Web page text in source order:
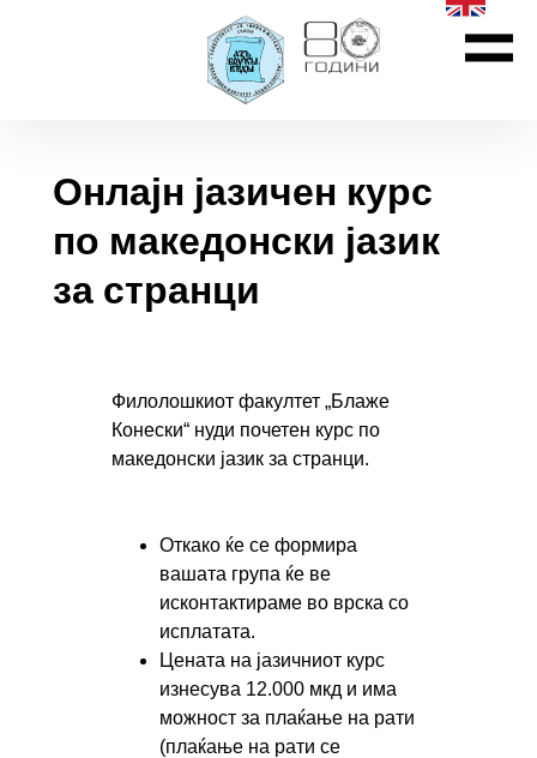
Онлајн јазичен курс
по македонски јазик
за странци
Филолошкиот факултет „Блаже
Конески“ нуди почетен курс по
македонски јазик за странци.
Откако ќе се формира
вашата група ќе ве
исконтактираме во врска со
исплатата.
Цената на јазичниот курс
изнесува 12.000 мкд и има
можност за плаќање на рати
(плаќање на рати се